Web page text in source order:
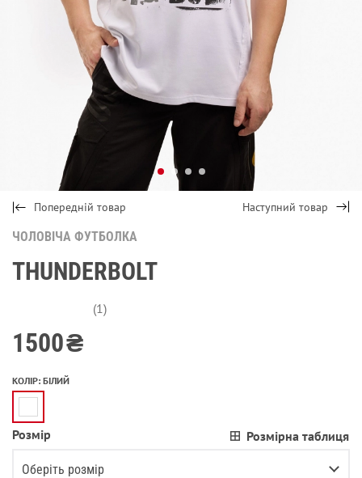
Попередній товар Наступний товар
ЧОЛОВІЧА ФУТБОЛКА
THUNDERBOLT
(1)
1500₴
КОЛІР: БІЛИЙ
Розмір Розмірна таблиця
Оберіть розмір
Вкажіть ваш номер телефону:
OK